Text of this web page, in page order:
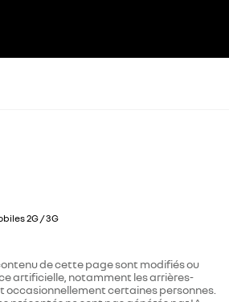
2G / 3G
de cette page sont modifiés ou
artificielle, notamment les arrières-
occasionnellement certaines personnes.